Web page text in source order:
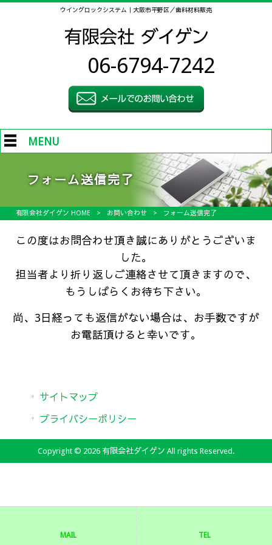
ウイングロックシステム｜大阪市平野区／歯科材料販売
06-6794-7242
MENU
フォーム送信完了
有限会社ダイゲン HOME > お問い合わせ > フォーム送信完了
この度はお問合わせ頂き誠にありがとうございま
した。
担当者より折り返しご連絡させて頂きますので、
もうしばらくお待ち下さい。
尚、3日経っても返信がない場合は、お手数ですが
お電話頂けると幸いです。
サイトマップ
プライバシーポリシー
Copyright © 2026 有限会社ダイゲン All rights Reserved.
MAIL TEL